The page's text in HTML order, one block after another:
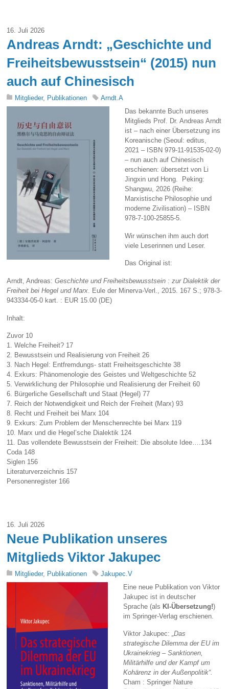
16. Juli 2026
Andreas Arndt: „Geschichte und
Freiheitsbewusstsein“ (2015) nun
auch auf Chinesisch
Mitglieder, Publikationen
Arndt.A
Das bekannte Buch unseres
Mitglieds Prof. Dr. Andreas Arndt
ist – nach einer Übersetzung ins
Koreanische (Seoul: editus,
2021 – ISBN 979-11-91535-02-0)
– nun auch auf Chinesisch
erschienen: übersetzt von Li
Jingxin und Hong. Peking:
Shangwu, 2026 (Reihe:
Marxistische Philosophie und
moderne Zivilisation) – ISBN
978-7-100-25855-5.
Wir wünschen ihm auch dort
viele Leserinnen und Leser.
Das Original ist:
Arndt, Andreas:Geschichte und Freiheitsbewusstsein : zur Dialektik der
Freiheit bei Hegel und Marx . Eule der Minerva-Verl., 2015. 167 S.; 978-3-
943334-05-0 kart. : EUR 15.00 (DE)
Inhalt:
Zuvor 10
1. Welche Freiheit? 17
2. Bewusstsein und Realisierung von Freiheit 26
3. Nach Hegel: Entfremdungs- statt Freiheitsgeschichte 38
4. Exkurs: Phänomenologie des Geistes und Weltgeschichte 52
5. Verwirklichung der Philosophie und Realisierung der Freiheit 60
6. Bürgerliche Gesellschaft und Staat (Hegel) 77
7. Reich der Notwendigkeit und Reich der Freiheit (Marx) 93
8. Recht und Freiheit bei Marx 104
9. Exkurs: Zum Problem der Menschenrechte bei Marx 119
10. Marx und die Hegel’sche Dialektik 124
11. Das vollendete Bewusstsein der Freiheit: Die absolute Idee….134
Coda 148
Siglen 156
Literaturverzeichnis 157
Personenregister 166
16. Juli 2026
Neue Publikation unseres
Mitglieds Viktor Jakupec
Mitglieder, Publikationen
Jakupec.V
Eine neue Publikation von Viktor
Jakupec ist in deutscher
Sprache (als KI-Übersetzung!)
im Springer-Verlag erschienen.
Viktor Jakupec:„Das
strategische Dilemma der EU im
Ukrainekrieg – Sanktionen,
Militärhilfe und der Kampf um
Kohärenz in der Außenpolitik“.
Cham : Springer Nature